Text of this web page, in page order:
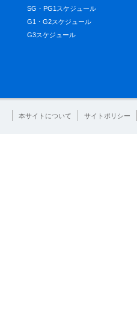
SG・PG1スケジュール
G1・G2スケジュール
G3スケジュール
本サイトについて サイトポリシー